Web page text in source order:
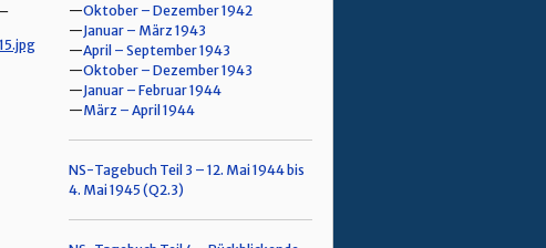
Oktober – Dezember 1942
Januar – März 1943
April – September 1943
Oktober – Dezember 1943
Januar – Februar 1944
März – April 1944
NS-Tagebuch Teil 3 – 12. Mai 1944 bis
4. Mai 1945 (Q2.3)